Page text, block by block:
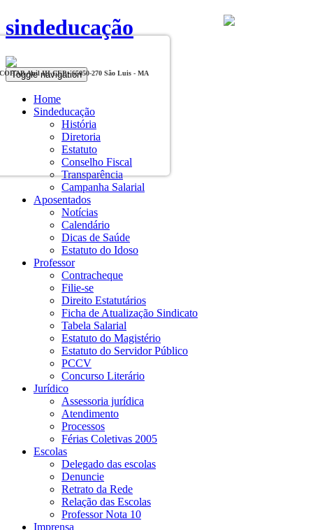
sindeducação
Toggle navigation
Home
Sindeducação
História
Diretoria
Estatuto
Conselho Fiscal
Transparência
Campanha Salarial
Aposentados
Notícias
Calendário
Dicas de Saúde
Estatuto do Idoso
Professor
Contracheque
Filie-se
Direito Estatutários
Ficha de Atualização Sindicato
Tabela Salarial
Estatuto do Magistério
Estatuto do Servidor Público
PCCV
Concurso Literário
Jurídico
Assessoria jurídica
Atendimento
Processos
Férias Coletivas 2005
Escolas
Delegado das escolas
Denuncie
Retrato da Rede
Relação das Escolas
Professor Nota 10
Imprensa
COHAB Anil III CEP - 65050-270 São Luis - MA